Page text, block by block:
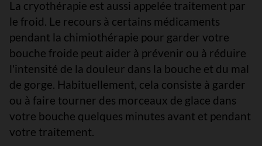
La cryothérapie est aussi appelée traitement par
le froid. Le recours à certains médicaments
pendant la chimiothérapie pour garder votre
bouche froide peut aider à prévenir ou à réduire
l'intensité de la douleur dans la bouche et du mal
de gorge. Habituellement, cela consiste à garder
ou à faire tourner des morceaux de glace dans
votre bouche quelques minutes avant et pendant
votre traitement.